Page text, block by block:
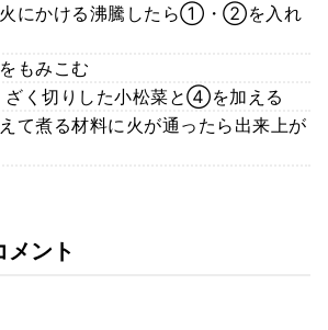
火にかける沸騰したら①・②を入れ
もみこむ
く切りした小松菜と④を加える
て煮る材料に火が通ったら出来上が
メント